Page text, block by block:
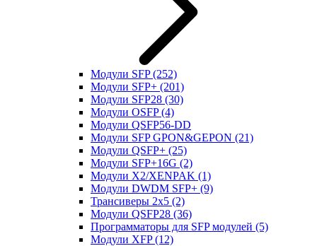
Модули SFP(252)
Модули SFP+ (201)
Модули SFP28 (30)
Модули OSFP(4)
Модули QSFP56-DD
Модули SFP GPON&GEPON (21)
Модули QSFP+ (25)
Модули SFP+16G (2)
Модули X2/XENPAK (1)
Модули DWDM SFP+ (9)
Трансиверы 2x5 (2)
Модули QSFP28 (36)
Программаторы для SFP модулей (5)
Модули XFP(12)